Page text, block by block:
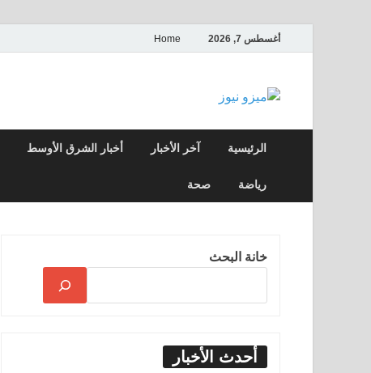
أغسطس 7, 2026 Home
ميزو نيوز
الرئيسية آخر الأخبار أخبار الشرق الأوسط
رياضة صحة
خانة البحث
أحدث الأخبار